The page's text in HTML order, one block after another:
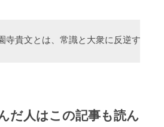
寺貴文とは、常識と大衆に反逆する
だ人はこの記事も読ん